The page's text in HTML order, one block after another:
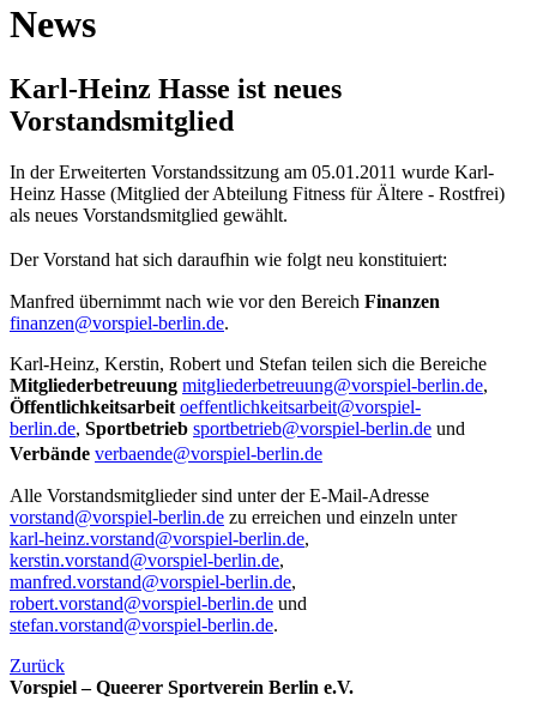
News
Karl-Heinz Hasse ist neues
Vorstandsmitglied
In der Erweiterten Vorstandssitzung am 05.01.2011 wurde Karl-
Heinz Hasse (Mitglied der Abteilung Fitness für Ältere - Rostfrei)
als neues Vorstandsmitglied gewählt.
Der Vorstand hat sich daraufhin wie folgt neu konstituiert:
Manfred übernimmt nach wie vor den Bereich Finanzen
finanzen@vorspiel-berlin.de.
Karl-Heinz, Kerstin, Robert und Stefan teilen sich die Bereiche
Mitgliederbetreuung mitgliederbetreuung@vorspiel-berlin.de,
Öffentlichkeitsarbeit oeffentlichkeitsarbeit@vorspiel-
berlin.de, Sportbetrieb sportbetrieb@vorspiel-berlin.de und
Verbände verbaende@vorspiel-berlin.de
Alle Vorstandsmitglieder sind unter der E-Mail-Adresse
vorstand@vorspiel-berlin.de zu erreichen und einzeln unter
karl-heinz.vorstand@vorspiel-berlin.de,
kerstin.vorstand@vorspiel-berlin.de,
manfred.vorstand@vorspiel-berlin.de,
robert.vorstand@vorspiel-berlin.de und
stefan.vorstand@vorspiel-berlin.de.
Zurück
Vorspiel – Queerer Sportverein Berlin e.V.